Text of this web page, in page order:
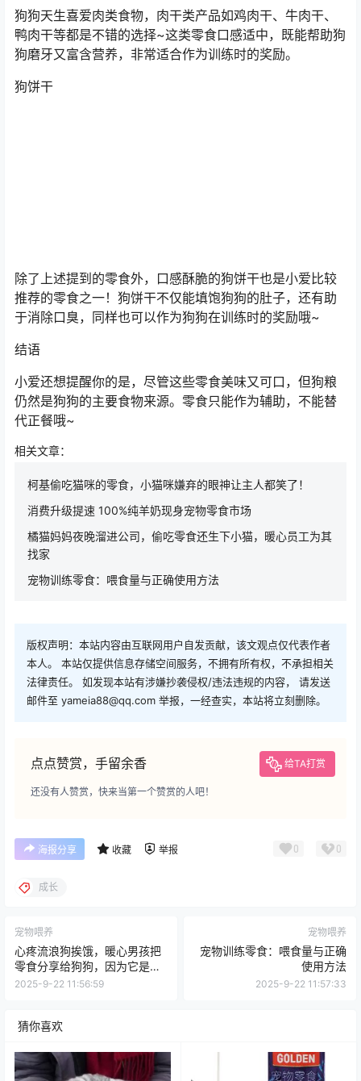
狗狗天生喜爱肉类食物，肉干类产品如鸡肉干、牛肉干、
鸭肉干等都是不错的选择~这类零食口感适中，既能帮助狗
狗磨牙又富含营养，非常适合作为训练时的奖励。
狗饼干
除了上述提到的零食外，口感酥脆的狗饼干也是小爱比较
推荐的零食之一！狗饼干不仅能填饱狗狗的肚子，还有助
于消除口臭，同样也可以作为狗狗在训练时的奖励哦~
结语
小爱还想提醒你的是，尽管这些零食美味又可口，但狗粮
仍然是狗狗的主要食物来源。零食只能作为辅助，不能替
代正餐哦~
相关文章：
柯基偷吃猫咪的零食，小猫咪嫌弃的眼神让主人都笑了！
消费升级提速 100%纯羊奶现身宠物零食市场
橘猫妈妈夜晚溜进公司，偷吃零食还生下小猫，暖心员工为其
找家
宠物训练零食：喂食量与正确使用方法
版权声明：本站内容由互联网用户自发贡献，该文观点仅代表作者
本人。 本站仅提供信息存储空间服务，不拥有所有权，不承担相关
法律责任。 如发现本站有涉嫌抄袭侵权/违法违规的内容， 请发送
邮件至 yameia88@qq.com 举报，一经查实，本站将立刻删除。
点点赞赏，手留余香 给TA打赏
还没有人赞赏，快来当第一个赞赏的人吧！
海报分享 收藏 举报 0 0
成长
宠物喂养
心疼流浪狗挨饿，暖心男孩把
零食分享给狗狗，因为它是自
己的朋友
2025-9-22 11:56:59
宠物喂养
宠物训练零食：喂食量与正确
使用方法
2025-9-22 11:57:33
猜你喜欢